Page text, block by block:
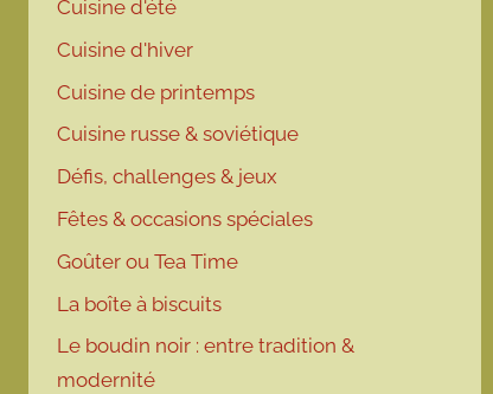
Cuisine d'été
Cuisine d'hiver
Cuisine de printemps
Cuisine russe & soviétique
Défis, challenges & jeux
Fêtes & occasions spéciales
Goûter ou Tea Time
La boîte à biscuits
Le boudin noir : entre tradition &
modernité